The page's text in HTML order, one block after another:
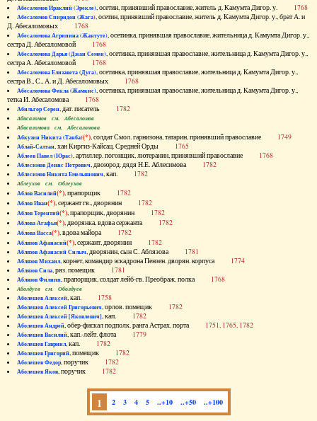
Абесаломов Ираклий (Эрекле), осетин, принявший православие, житель д. Камумта Дигор. у. 1768
Абесаломов Спиридон (Жага), осетин, принявший православие, житель д. Камумта Дигор. у., брат А. и
Д. Абесаломовых 1768
Абесаломова Агрипина (Жантуте), осетинка, принявшая православие, жительница д. Камумта Дигор. у.,
сестра Д. Абесаломовой 1768
Абесаломова Дарья (Джан Семен), осетинка, принявшая православие, жительница д. Камумта Дигор. у.,
сестра А. Абесаломовой 1768
Абесаломова Елизавета (Дуга), осетинка, принявшая православие, жительница д. Камумта Дигор. у.,
сестра В., С., А. и Д. Абесаломовых 1768
Абесаломова Фекла (Жамкис), осетинка, принявшая православие, жительница д. Камумта Дигор. у.,
тетка И. Абесаломова 1768
Абильгор Серен, дат. писатель 1782
Абисаломов см. Абесаломов
Абисаломова см. Абесаломова
Абкузин Никита (Танба)(*), солдат Смол. гарнизона, татарин, принявший православие 1749
Аблай-Салтан, хан Киргиз-Кайсац. Средней Орды 1765
Аблеев Павел (Юрас), артиллер. погонщик, лютеранин, принявший православие 1768
Аблесимов Денис Петрович, двоюрод. дядя Н.Е. Аблесимова 1782
Аблесимов Никита Емельянович, кап. 1782
Аблеухов см. Облеухов
Аблов Василий(*), прапорщик 1782
Аблов Иван(*), сержант гв., дворянин 1782
Аблов Терентий(*), прапорщик, дворянин 1782
Аблова Агафья(*), дворянка, вдова сержанта 1782
Аблова Васса(*), вдова майора 1782
Аблязов Афанасий(*), сержант, дворянин 1782
Аблязов Афанасий Силыч, дворянин, сын С. Аблязова 1781
Аблязов Михаил, корнет, командир эскадрона Пензен. дворян. корпуса 1774
Аблязов Сила, ряз. помещик 1781
Аблязов Филипп, прапорщик, солдат лейб-гв. Преображ. полка 1768
Аболдуев см. Оболдуев
Аболешев Алексей, кап. 1758
Аболешев Алексей Григорьевич, орлов. помещик 1782
Аболешев Алексей [Яковлевич], кап. 1782
Аболешев Андрей, обер-фискал подполк. ранга Астрах. порта 1751, 1765, 1782
Аболешев Василий, кап.-лейт. флота 1779
Аболешев Гавриил, кап. 1782
Аболешев Григорий, помещик 1782
Аболешев Федор, поручик 1782
Аболешев Яков, поручик 1782
1 2 3 4 5 ..+10 ..+50 ..+100